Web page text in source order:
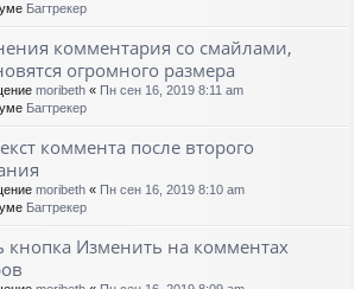
Багтрекер
комментария со смайлами,
огромного размера
moribeth « Пн сен 16, 2019 8:11 am
Багтрекер
коммента после второго
moribeth « Пн сен 16, 2019 8:10 am
Багтрекер
кнопка Изменить на комментах